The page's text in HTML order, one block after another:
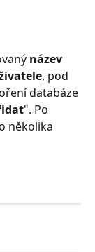
název
, pod
databáze
". Po
několika